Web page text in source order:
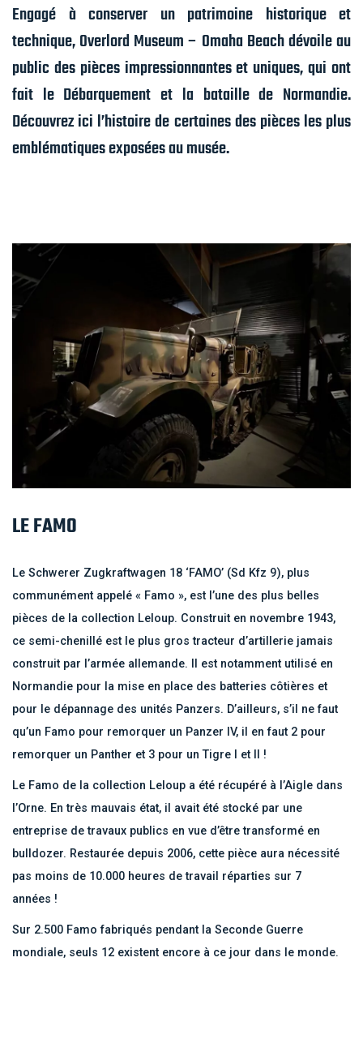
Engagé à conserver un patrimoine historique et
technique, Overlord Museum – Omaha Beach dévoile au
public des pièces impressionnantes et uniques, qui ont
fait le Débarquement et la bataille de Normandie.
Découvrez ici l’histoire de certaines des pièces les plus
emblématiques exposées au musée.
LE FAMO
Le Schwerer Zugkraftwagen 18 ‘FAMO’ (Sd Kfz 9), plus
communément appelé « Famo », est l’une des plus belles
pièces de la collection Leloup. Construit en novembre 1943,
ce semi-chenillé est le plus gros tracteur d’artillerie jamais
construit par l’armée allemande. Il est notamment utilisé en
Normandie pour la mise en place des batteries côtières et
pour le dépannage des unités Panzers. D’ailleurs, s’il ne faut
qu’un Famo pour remorquer un Panzer IV, il en faut 2 pour
remorquer un Panther et 3 pour un Tigre I et II !
Le Famo de la collection Leloup a été récupéré à l’Aigle dans
l’Orne. En très mauvais état, il avait été stocké par une
entreprise de travaux publics en vue d’être transformé en
bulldozer. Restaurée depuis 2006, cette pièce aura nécessité
pas moins de 10.000 heures de travail réparties sur 7
années !
Sur 2.500 Famo fabriqués pendant la Seconde Guerre
mondiale, seuls 12 existent encore à ce jour dans le monde.